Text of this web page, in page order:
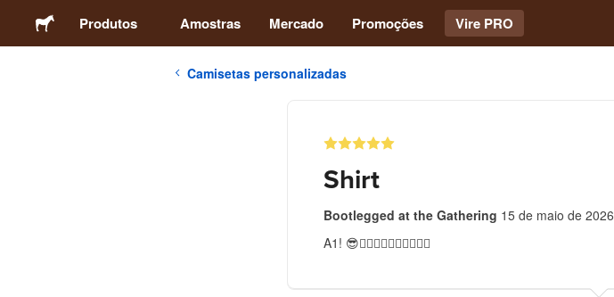
Produtos Amostras Mercado Promoções Vire PRO
Camisetas personalizadas
Shirt
Bootlegged at the Gathering 15 de maio de 2026
A1! 😎👍🏻👍🏻👍🏻👍🏻👍🏻